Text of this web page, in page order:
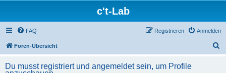
c't-Lab
FAQ Anmelden
Registrieren
Foren-Übersicht
Du musst registriert und angemeldet sein, um Profile